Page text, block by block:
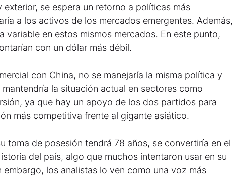
se espera un retorno a políticas más
a los activos de los mercados emergentes. Además,
variable en estos mismos mercados. En este punto,
con un dólar más débil.
con China, no se manejaría la misma política y
la situación actual en sectores como
ya que hay un apoyo de los dos partidos para
más competitiva frente al gigante asiático.
toma de posesión tendrá 78 años, se convertiría en el
del país, algo que muchos intentaron usar en su
embargo, los analistas lo ven como una voz más